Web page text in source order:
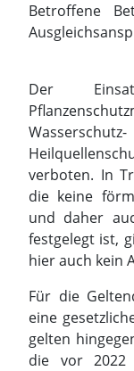
Betroffene
Der
verboten. In
die keine
und daher
festgelegt ist,
hier auch kein
Für die
eine
gelten
die vor 2022